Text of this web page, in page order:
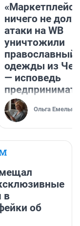
«Маркетплейс
ничего не
атаки на WB
уничтожили
православный
одежды из
— исповедь
Ольга
в
об